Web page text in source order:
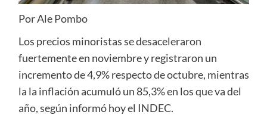
Por Ale Pombo
Los precios minoristas se desaceleraron
fuertemente en noviembre y registraron un
incremento de 4,9% respecto de octubre, mientras
la la inflación acumuló un 85,3% en los que va del
año, según informó hoy el INDEC.